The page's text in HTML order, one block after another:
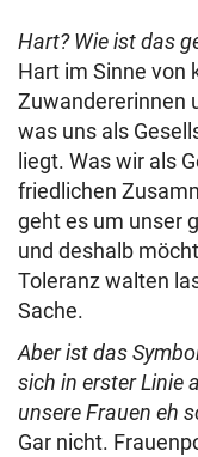
Hart? Wie ist das
Hart im Sinne von
Zuwandererinnen
was uns als
liegt. Was wir als
friedlichen
geht es um unser
und deshalb
Toleranz walten
Sache.
Aber ist das
sich in erster Linie
unsere Frauen eh
Gar nicht.